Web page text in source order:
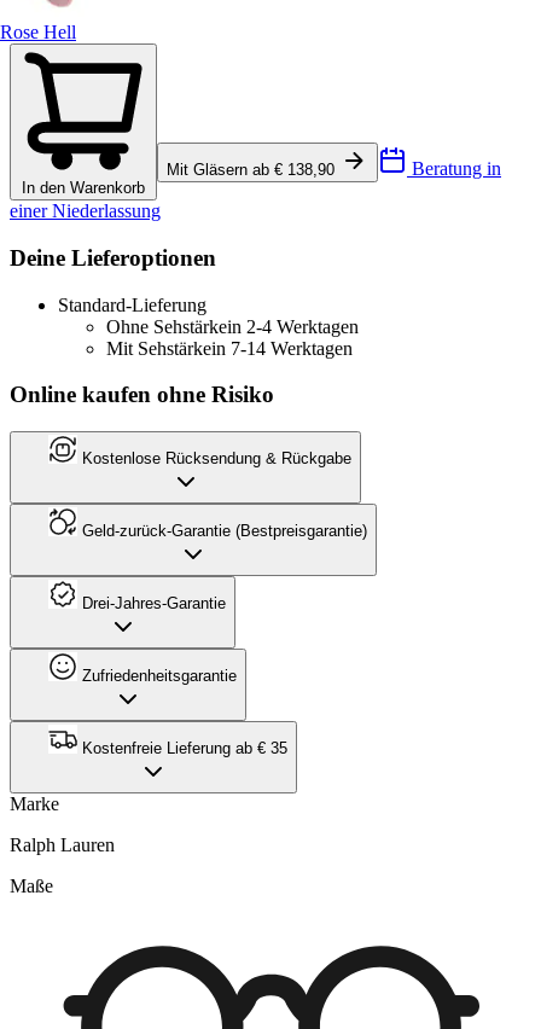
Rose Hell
In den Warenkorb
Mit Gläsern ab € 138,90 Beratung in
einer Niederlassung
Deine Lieferoptionen
Standard-Lieferung
Ohne Sehstärkein 2-4 Werktagen
Mit Sehstärkein 7-14 Werktagen
Online kaufen ohne Risiko
Kostenlose Rücksendung & Rückgabe
Geld-zurück-Garantie (Bestpreisgarantie)
Drei-Jahres-Garantie
Zufriedenheitsgarantie
Kostenfreie Lieferung ab € 35
Marke
Ralph Lauren
Maße